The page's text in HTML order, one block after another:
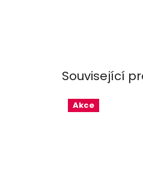
Související
Akce